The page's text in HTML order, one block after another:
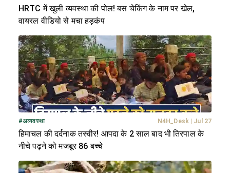
HRTC में खुली व्यवस्था की पोल! बस चेकिंग के नाम पर खेल,
वायरल वीडियो से मचा हड़कंप
#अव्यवस्था N4H_Desk| Jul 27
हिमाचल की दर्दनाक तस्वीर! आपदा के 2 साल बाद भी तिरपाल के
नीचे पढ़ने को मजबूर 86 बच्चे